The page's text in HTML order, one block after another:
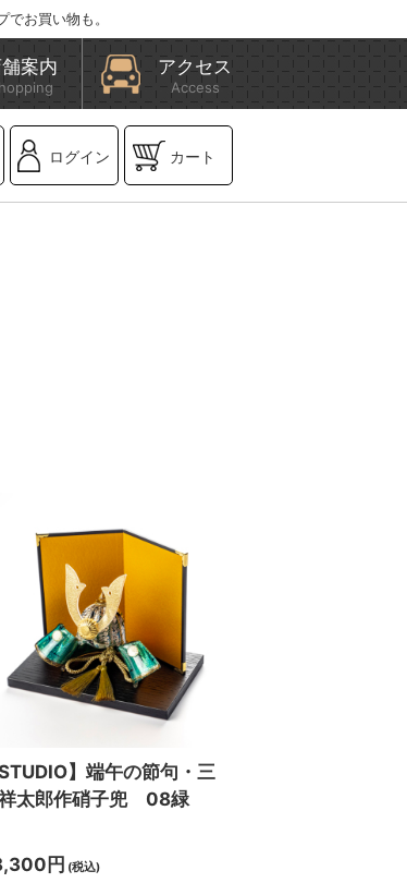
お買い物も。
案内 アクセス
Access
ログイン カート
STUDIO】端午の節句・三
太郎作硝子兜 08緑
円 (税込)